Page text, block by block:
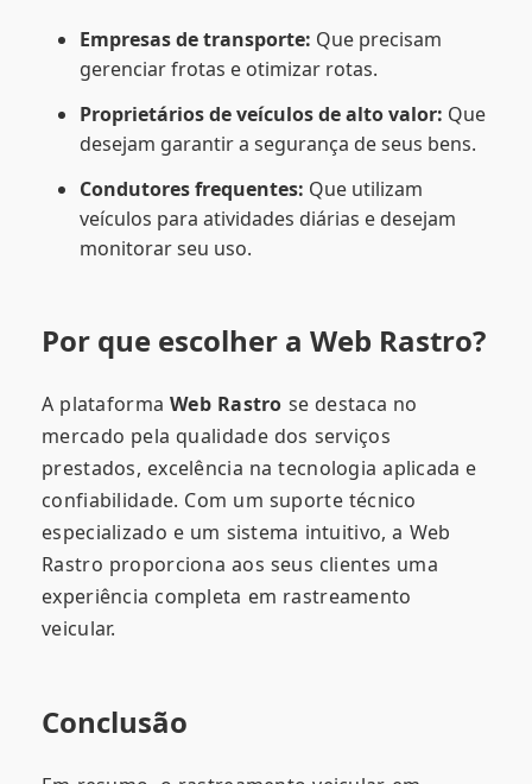
Empresas de transporte: Que precisam
gerenciar frotas e otimizar rotas.
Proprietários de veículos de alto valor: Que
desejam garantir a segurança de seus bens.
Condutores frequentes: Que utilizam
veículos para atividades diárias e desejam
monitorar seu uso.
Por que escolher a Web Rastro?
A plataformaWeb Rastro se destaca no
mercado pela qualidade dos serviços
prestados, excelência na tecnologia aplicada e
confiabilidade. Com um suporte técnico
especializado e um sistema intuitivo, a Web
Rastro proporciona aos seus clientes uma
experiência completa em rastreamento
veicular.
Conclusão